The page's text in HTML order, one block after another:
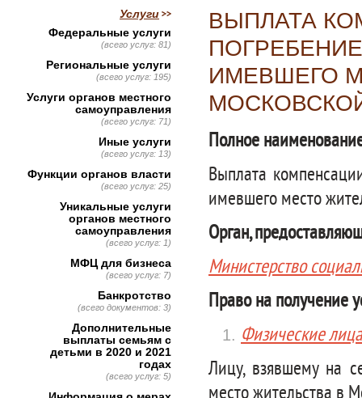
ВЫПЛАТА
ИМЕВШЕГО
Полное
Выплата
имевшего место
Орган,
Министерство
Право на получение
Физические лица
Лицу, взявшему на
Услуги
Федеральные услуги
(всего услуг: 81)
Региональные услуги
(всего услуг: 195)
Услуги органов местного
самоуправления
(всего услуг: 71)
Иные услуги
(всего услуг: 13)
Функции органов власти
(всего услуг: 25)
Уникальные услуги
органов местного
самоуправления
(всего услуг: 1)
МФЦ для бизнеса
(всего услуг: 7)
Банкротство
(всего документов: 3)
Дополнительные
выплаты семьям с
детьми в 2020 и 2021
годах
(всего услуг: 5)